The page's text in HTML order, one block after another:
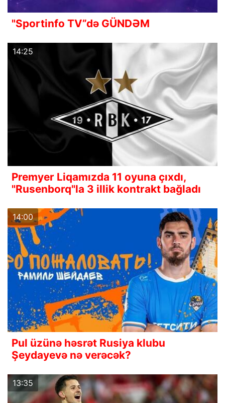
"Sportinfo TV”də GÜNDƏM
14:25
Premyer Liqamızda 11 oyuna çıxdı,
"Rusenborq"la 3 illik kontrakt bağladı
14:00
Pul üzünə həsrət Rusiya klubu
Şeydayevə nə verəcək?
13:35